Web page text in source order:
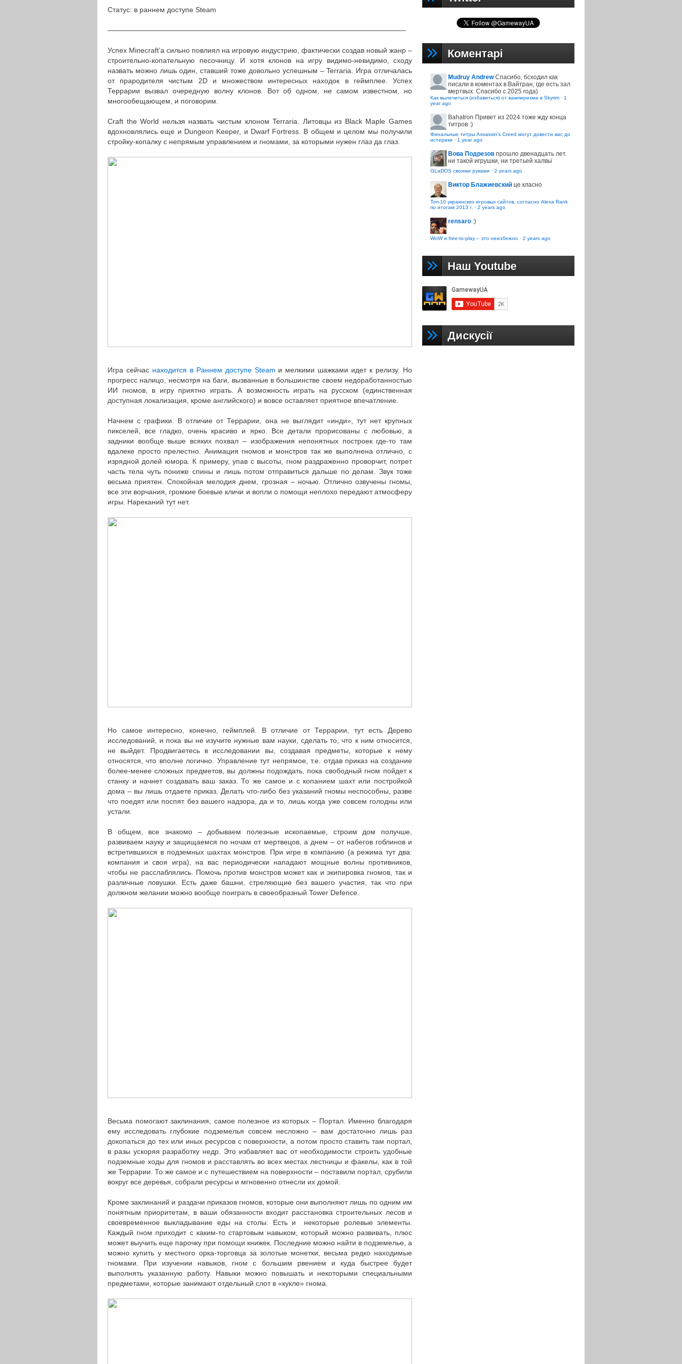
Статус: в раннем доступе Steam
——————————————————————————————————————————
Успех Minecraft’а сильно повлиял на игровую индустрию, фактически создав новый жанр –
строительно-копательную песочницу. И хотя клонов на игру видимо-невидимо, сходу
назвать можно лишь один, ставший тоже довольно успешным – Terraria. Игра отличалась
от прародителя чистым 2D и множеством интересных находок в геймплее. Успех
Террарии вызвал очередную волну клонов. Вот об одном, не самом известном, но
многообещающем, и поговорим.
Craft the World нельзя назвать чистым клоном Terraria. Литовцы из Black Maple Games
вдохновлялись еще и Dungeon Keeper, и Dwarf Fortress. В общем и целом мы получили
стройку-копалку с непрямым управлением и гномами, за которыми нужен глаз да глаз.
Игра сейчас находится в Раннем доступе Steam и мелкими шажками идет к релизу. Но
прогресс налицо, несмотря на баги, вызванные в большинстве своем недоработанностью
ИИ гномов, в игру приятно играть. А возможность играть на русском (единственная
доступная локализация, кроме английского) и вовсе оставляет приятное впечатление.
Начнем с графики. В отличие от Террарии, она не выглядит «инди», тут нет крупных
пикселей, все гладко, очень красиво и ярко. Все детали прорисованы с любовью, а
задники вообще выше всяких похвал – изображения непонятных построек где-то там
вдалеке просто прелестно. Анимация гномов и монстров так же выполнена отлично, с
изрядной долей юмора. К примеру, упав с высоты, гном раздраженно проворчит, потрет
часть тела чуть пониже спины и лишь потом отправиться дальше по делам. Звук тоже
весьма приятен. Спокойная мелодия днем, грозная – ночью. Отлично озвучены гномы,
все эти ворчания, громкие боевые кличи и вопли о помощи неплохо передают атмосферу
игры. Нареканий тут нет.
Но самое интересно, конечно, геймплей. В отличие от Террарии, тут есть Дерево
исследований, и пока вы не изучите нужные вам науки, сделать то, что к ним относится,
не выйдет. Продвигаетесь в исследовании вы, создавая предметы, которые к нему
относятся, что вполне логично. Управление тут непрямое, т.е. отдав приказ на создание
более-менее сложных предметов, вы должны подождать, пока свободный гном пойдет к
станку и начнет создавать ваш заказ. То же самое и с копанием шахт или постройкой
дома – вы лишь отдаете приказ. Делать что-либо без указаний гномы неспособны, разве
что поедят или поспят без вашего надзора, да и то, лишь когда уже совсем голодны или
устали.
В общем, все знакомо – добываем полезные ископаемые, строим дом получше,
развиваем науку и защищаемся по ночам от мертвецов, а днем – от набегов гоблинов и
встретившихся в подземных шахтах монстров. При игре в компанию (а режима тут два:
компания и своя игра), на вас периодически нападают мощные волны противников,
чтобы не расслаблялись. Помочь против монстров может как и экипировка гномов, так и
различные ловушки. Есть даже башни, стреляющие без вашего участия, так что при
должном желании можно вообще поиграть в своеобразный Tower Defence.
Весьма помогают заклинания, самое полезное из которых – Портал. Именно благодаря
ему исследовать глубокие подземелья совсем несложно – вам достаточно лишь раз
докопаться до тех или иных ресурсов с поверхности, а потом просто ставить там портал,
в разы ускоряя разработку недр. Это избавляет вас от необходимости строить удобные
подземные ходы для гномов и расставлять во всех местах лестницы и факелы, как в той
же Террарии. То же самое и с путешествием на поверхности – поставили портал, срубили
вокруг все деревья, собрали ресурсы и мгновенно отнесли их домой.
Кроме заклинаний и раздачи приказов гномов, которые они выполняют лишь по одним им
понятным приоритетам, в ваши обязанности входит расстановка строительных лесов и
своевременное выкладывание еды на столы. Есть и некоторые ролевые элементы.
Каждый гном приходит с каким-то стартовым навыком, который можно развивать, плюс
может выучить еще парочку при помощи книжек. Последние можно найти в подземелье, а
можно купить у местного орка-торговца за золотые монетки, весьма редко находимые
гномами. При изучении навыков, гном с большим рвением и куда быстрее будет
выполнять указанную работу. Навыки можно повышать и некоторыми специальными
предметами, которые занимают отдельный слот в «кукле» гнома.
Коментарі
Mudruy Andrew Спасибо, бсходил как
писали в коментах в Вайтран, где есть зал
мертвых. Спасибо с 2025 года)
Как вылечиться (избавиться) от вампиризма в Skyrim · 1
year ago
Bahatron Привет из 2024 тоже жду конца
титров :)
Финальные титры Assassin’s Creed могут довести вас до
истерики · 1 year ago
Вова Подрезов прошло двенадцать лет.
ни такой игрушки, ни третьей халвьі
GLaDOS своими руками · 2 years ago
Виктор Блажиевский це класно
Топ-10 украинских игровых сайтов, согласно Alexa Rank
по итогам 2013 г. · 2 years ago
rensaro :)
WoW и free-to-play – это неизбежно · 2 years ago
Наш Youtube
Дискусії